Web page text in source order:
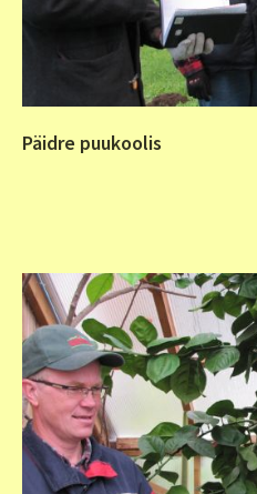
Päidre puukoolis